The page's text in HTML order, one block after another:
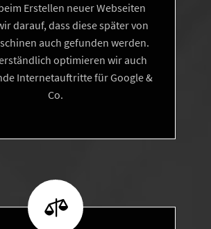
Erstellen neuer Webseiten
darauf, dass diese später von
auch gefunden werden.
optimieren wir auch
Internetauftritte für Google &
Co.

